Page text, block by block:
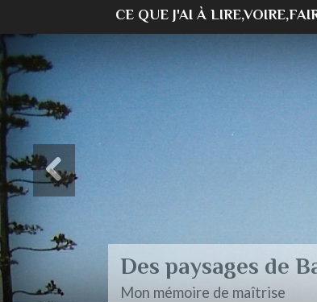
CE QUE J'AI À
Des paysages de
Mon mémoire de maîtrise